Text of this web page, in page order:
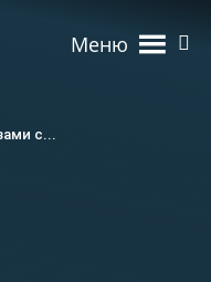
Меню
с...